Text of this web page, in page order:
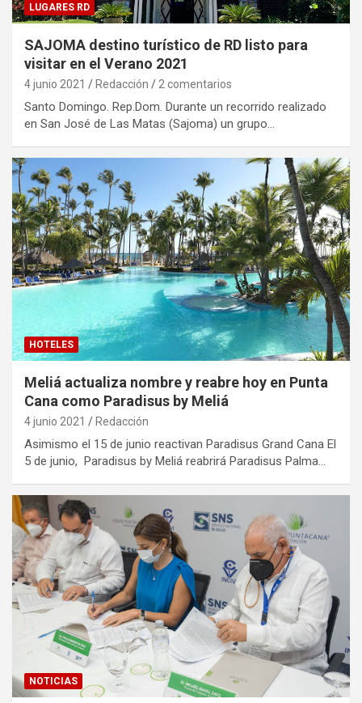
LUGARES RD
SAJOMA destino turístico de RD listo para
visitar en el Verano 2021
4 junio 2021 Redacción 2 comentarios
Santo Domingo. Rep.Dom. Durante un recorrido realizado
en San José de Las Matas (Sajoma) un grupo…
HOTELES
Meliá actualiza nombre y reabre hoy en Punta
Cana como Paradisus by Meliá
4 junio 2021 Redacción
Asimismo el 15 de junio reactivan Paradisus Grand Cana El
5 de junio, Paradisus by Meliá reabrirá Paradisus Palma…
NOTICIAS